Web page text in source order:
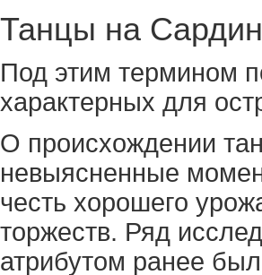
Танцы на
Под этим термином
характерных для
О происхождении
невыясненные
честь хорошего
торжеств. Ряд
атрибутом ранее